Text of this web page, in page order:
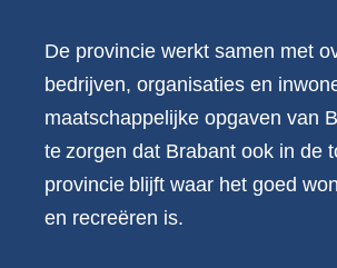
De provincie werkt samen met
bedrijven, organisaties en
maatschappelijke opgaven van
te zorgen dat Brabant ook in de
provincie blijft waar het goed
en recreëren is.